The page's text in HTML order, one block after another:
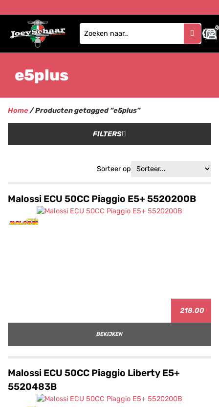
0
0
e5plus
Home/ Producten getagged “e5plus”
FILTERS
Sorteer op
Malossi ECU 50CC Piaggio E5+ 5520200B
218.00
BEKIJKEN
Malossi ECU 50CC Piaggio Liberty E5+
5520483B